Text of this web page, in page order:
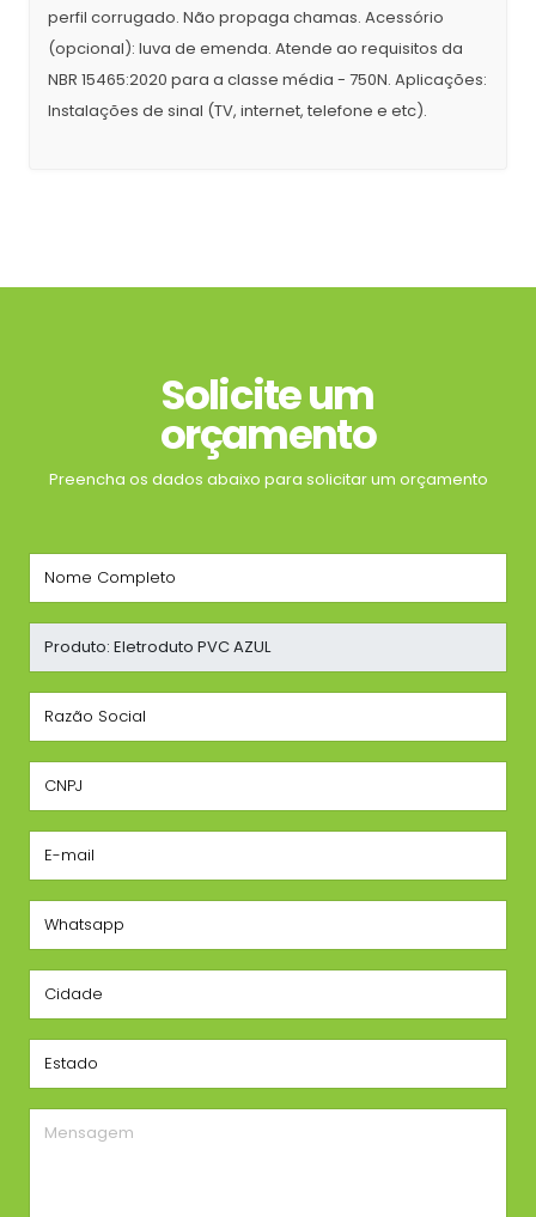
perfil corrugado. Não propaga chamas. Acessório
(opcional): luva de emenda. Atende ao requisitos da
NBR 15465:2020 para a classe média - 750N. Aplicações:
Instalações de sinal (TV, internet, telefone e etc).
Solicite um
orçamento
Preencha os dados abaixo para solicitar um orçamento